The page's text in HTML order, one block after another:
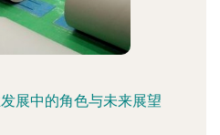
展中的角色与未来展望